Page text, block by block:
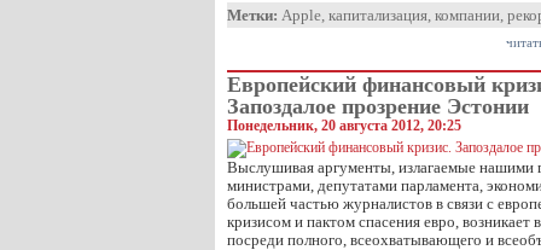
Метки: Apple, капитализация, компании,
Европейский финансовый
Запоздалое прозрение Эстонии
Понедельник, 20 августа 2012, 20:25
Выслушивая аргументы, излагаемые нашими
министрами, депутатами парламента,
большей частью журналистов в связи с
кризисом и пактом спасения евро, возникает
посреди полного, всеохватывающего и